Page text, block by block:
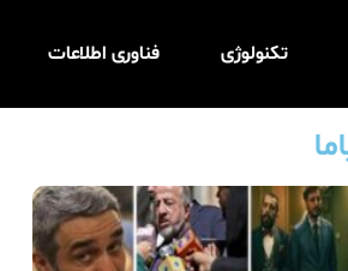
تکنولوژی فناوری اطلاعات